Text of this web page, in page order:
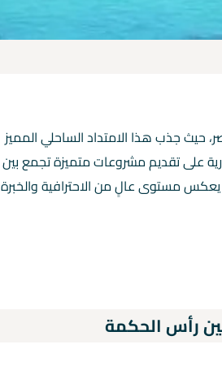
حيث جذب هذا الامتداد الساحلي المميز
على تقديم مشروعات متميزة تجمع بين
يعكس مستوى عالٍ من الاحترافية والخبرة
رأس الحكمة